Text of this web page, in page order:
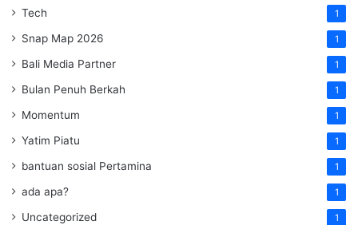
Tech 1
Snap Map 2026 1
Bali Media Partner 1
Bulan Penuh Berkah 1
Momentum 1
Yatim Piatu 1
bantuan sosial Pertamina 1
ada apa? 1
Uncategorized 1